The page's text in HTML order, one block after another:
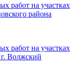
работ на участках
района
работ на участках
г. Волжский